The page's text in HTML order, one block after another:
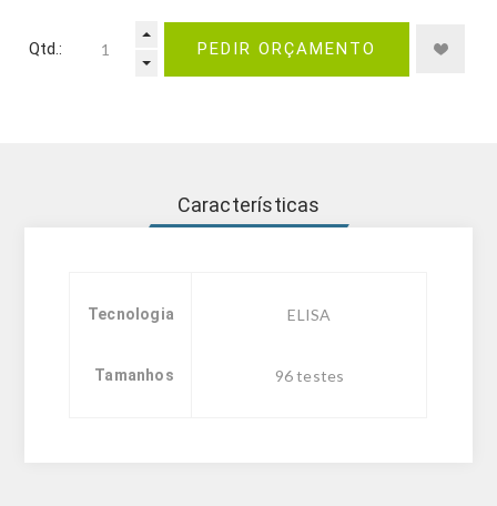
Qtd.: PEDIR ORÇAMENTO
Características
Tecnologia ELISA
Tamanhos 96 testes